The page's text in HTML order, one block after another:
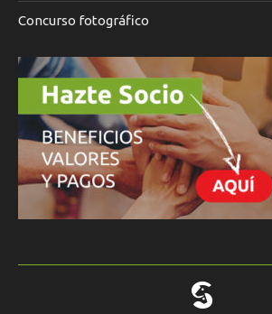
Concurso fotográfico